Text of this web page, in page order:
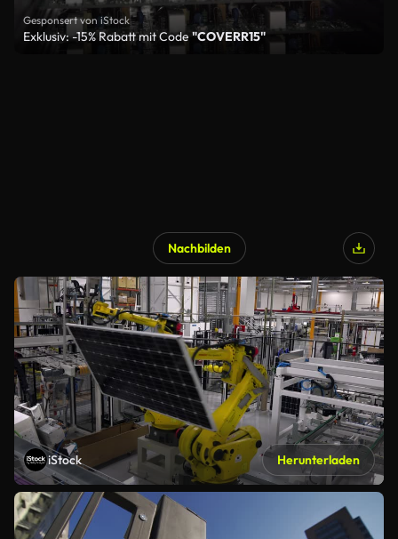
Gesponsert von iStock
Exklusiv: -15% Rabatt mit Code"COVERR15"
Nachbilden
iStock Herunterladen